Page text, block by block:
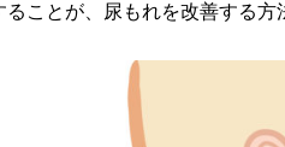
ことが、尿もれを改善する方